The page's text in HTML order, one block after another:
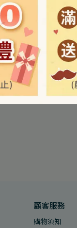
顧客服務
購物須知